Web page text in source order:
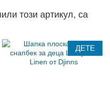
този артикул, са
ДЕТЕ